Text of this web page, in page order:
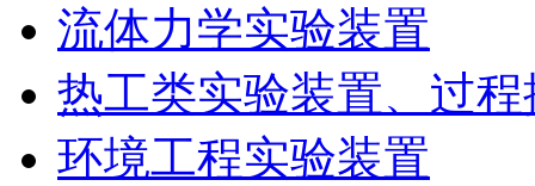
流体力学实验装置
热工类实验装置、过
环境工程实验装置